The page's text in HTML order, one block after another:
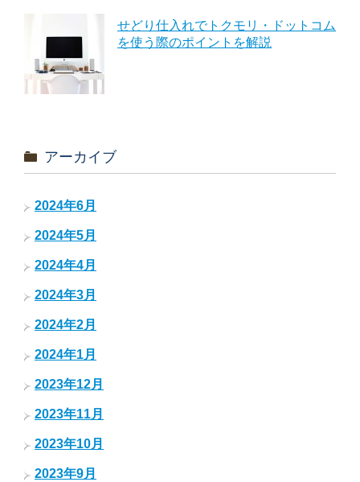
せどり仕入れでトクモリ・ドットコム
を使う際のポイントを解説
アーカイブ
2024年6月
2024年5月
2024年4月
2024年3月
2024年2月
2024年1月
2023年12月
2023年11月
2023年10月
2023年9月